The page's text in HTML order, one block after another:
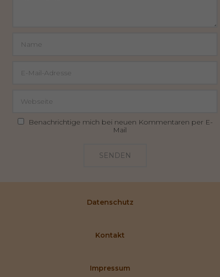
Benachrichtige mich bei neuen Kommentaren per E-
Mail
SENDEN
Datenschutz
Kontakt
Impressum